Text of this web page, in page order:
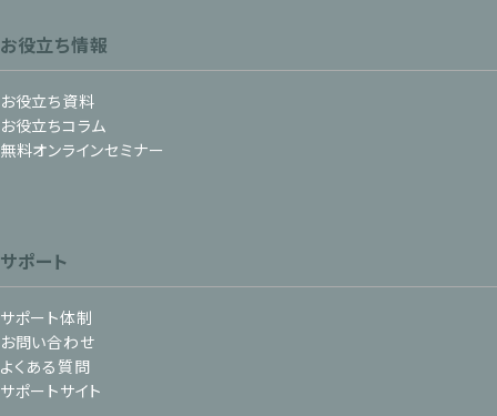
お役立ち情報
お役立ち資料
お役立ちコラム
無料オンラインセミナー
サポート
サポート体制
お問い合わせ
よくある質問
サポートサイト